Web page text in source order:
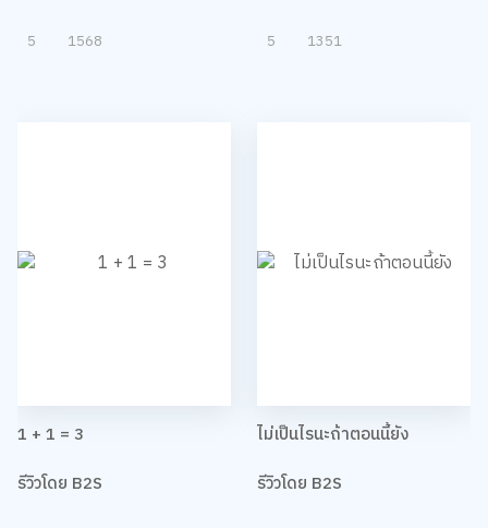
5 1568 5 1351
1 + 1 = 3
รีวิวโดย B2S
ไม่เป็นไรนะถ้าตอนนี้ยัง
รีวิวโดย B2S